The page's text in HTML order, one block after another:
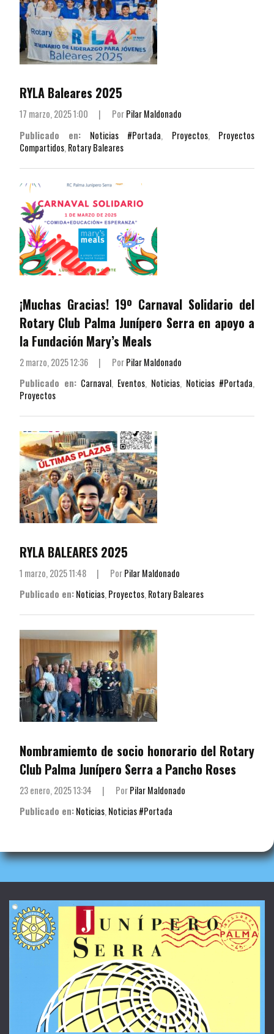
RYLA Baleares 2025
17 marzo, 2025 1:00 | PorPilar Maldonado
Publicado en:
Noticias #Portada, Proyectos, Proyectos
Compartidos, Rotary Baleares
¡Muchas Gracias! 19º Carnaval Solidario del
Rotary Club Palma Junípero Serra en apoyo a
la Fundación Mary’s Meals
2 marzo, 2025 12:36 | PorPilar Maldonado
Publicado en: Carnaval, Eventos, Noticias, Noticias #Portada,
Proyectos
RYLA BALEARES 2025
1 marzo, 2025 11:48 | PorPilar Maldonado
Publicado en:Noticias, Proyectos, Rotary Baleares
Nombramiemto de socio honorario del Rotary
Club Palma Junípero Serra a Pancho Roses
23 enero, 2025 13:34 | PorPilar Maldonado
Publicado en:Noticias,Noticias #Portada